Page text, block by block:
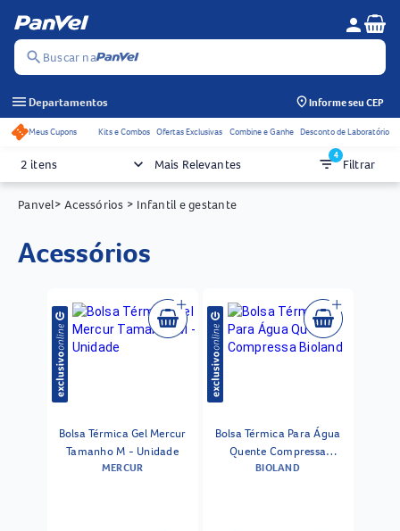
search Buscar na
Menu do
person
menu Departamentos Informe seu CEP
Acessos rápidos do cabeçalho
Meus Cupons Kits e Combos Ofertas Exclusivas Combine e Ganhe Desconto de Laboratório
2 itens keyboard_arrow_down Mais Relevantes filter_list4
Filtrar
Panvel> Acessórios > Infantil e gestante
acessórios
Bolsa Térmica Gel Mercur
Tamanho M - Unidade
MERCUR
Bolsa Térmica Para Água
Quente Compressa
Bioland
BIOLAND